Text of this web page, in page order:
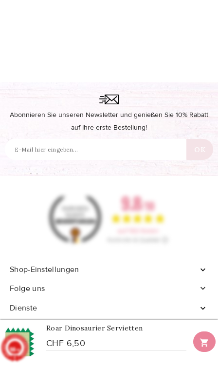
Roar Dinosaurier Servietten
CHF 6,50 
Abonnieren Sie unseren Newsletter und genießen Sie 10% Rabatt
auf Ihre erste Bestellung!
Shop-Einstellungen

Folge uns

Dienste

9.8/10
902 Noten